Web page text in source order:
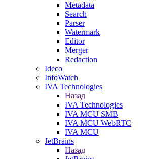
Metadata
Search
Parser
Watermark
Editor
Merger
Redaction
Ideco
InfoWatch
IVA Technologies
Назад
IVA Technologies
IVA MCU SMB
IVA MCU WebRTC
IVA MCU
JetBrains
Назад